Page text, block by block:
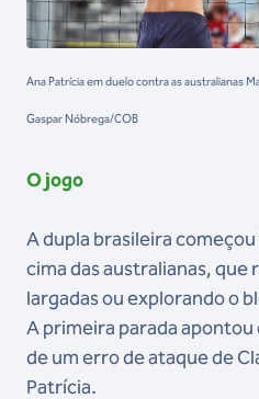
Ana Patrícia em duelo contra as australianas
Gaspar Nóbrega/COB
O jogo
A dupla brasileira
cima das australianas,
largadas ou explorando o
A primeira parada apontou
de um erro de ataque de
Patrícia.